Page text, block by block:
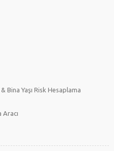
Bina Yaşı Risk Hesaplama